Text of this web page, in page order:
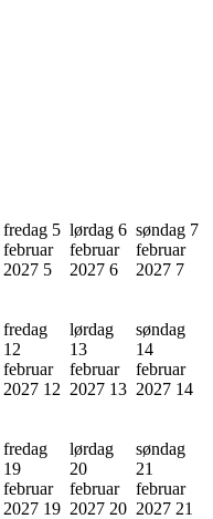
fredag 5
februar
2027 5
lørdag 6
februar
2027 6
søndag 7
februar
2027 7
fredag
12
februar
2027 12
lørdag
13
februar
2027 13
søndag
14
februar
2027 14
fredag
19
februar
2027 19
lørdag
20
februar
2027 20
søndag
21
februar
2027 21